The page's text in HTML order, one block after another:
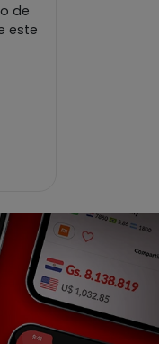
de
este